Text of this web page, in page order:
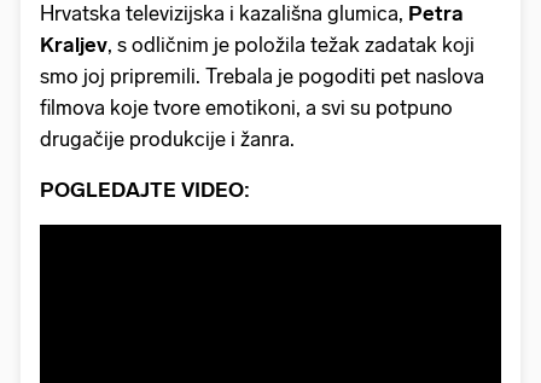
Hrvatska televizijska i kazališna glumica, Petra
Kraljev, s odličnim je položila težak zadatak koji
smo joj pripremili. Trebala je pogoditi pet naslova
filmova koje tvore emotikoni, a svi su potpuno
drugačije produkcije i žanra.
POGLEDAJTE VIDEO: